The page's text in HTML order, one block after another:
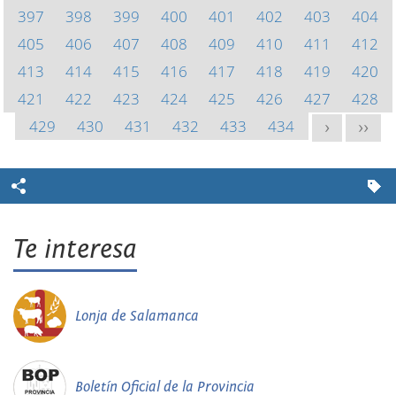
397
398 399 400 401 402 403
404
405
406 407 408 409 410 411
412
413
414 415 416 417 418 419
420
421
422 423 424 425 426 427
428
429
430 431 432 433 434 > >>
Te interesa
Lonja de Salamanca
Boletín Oficial de la Provincia